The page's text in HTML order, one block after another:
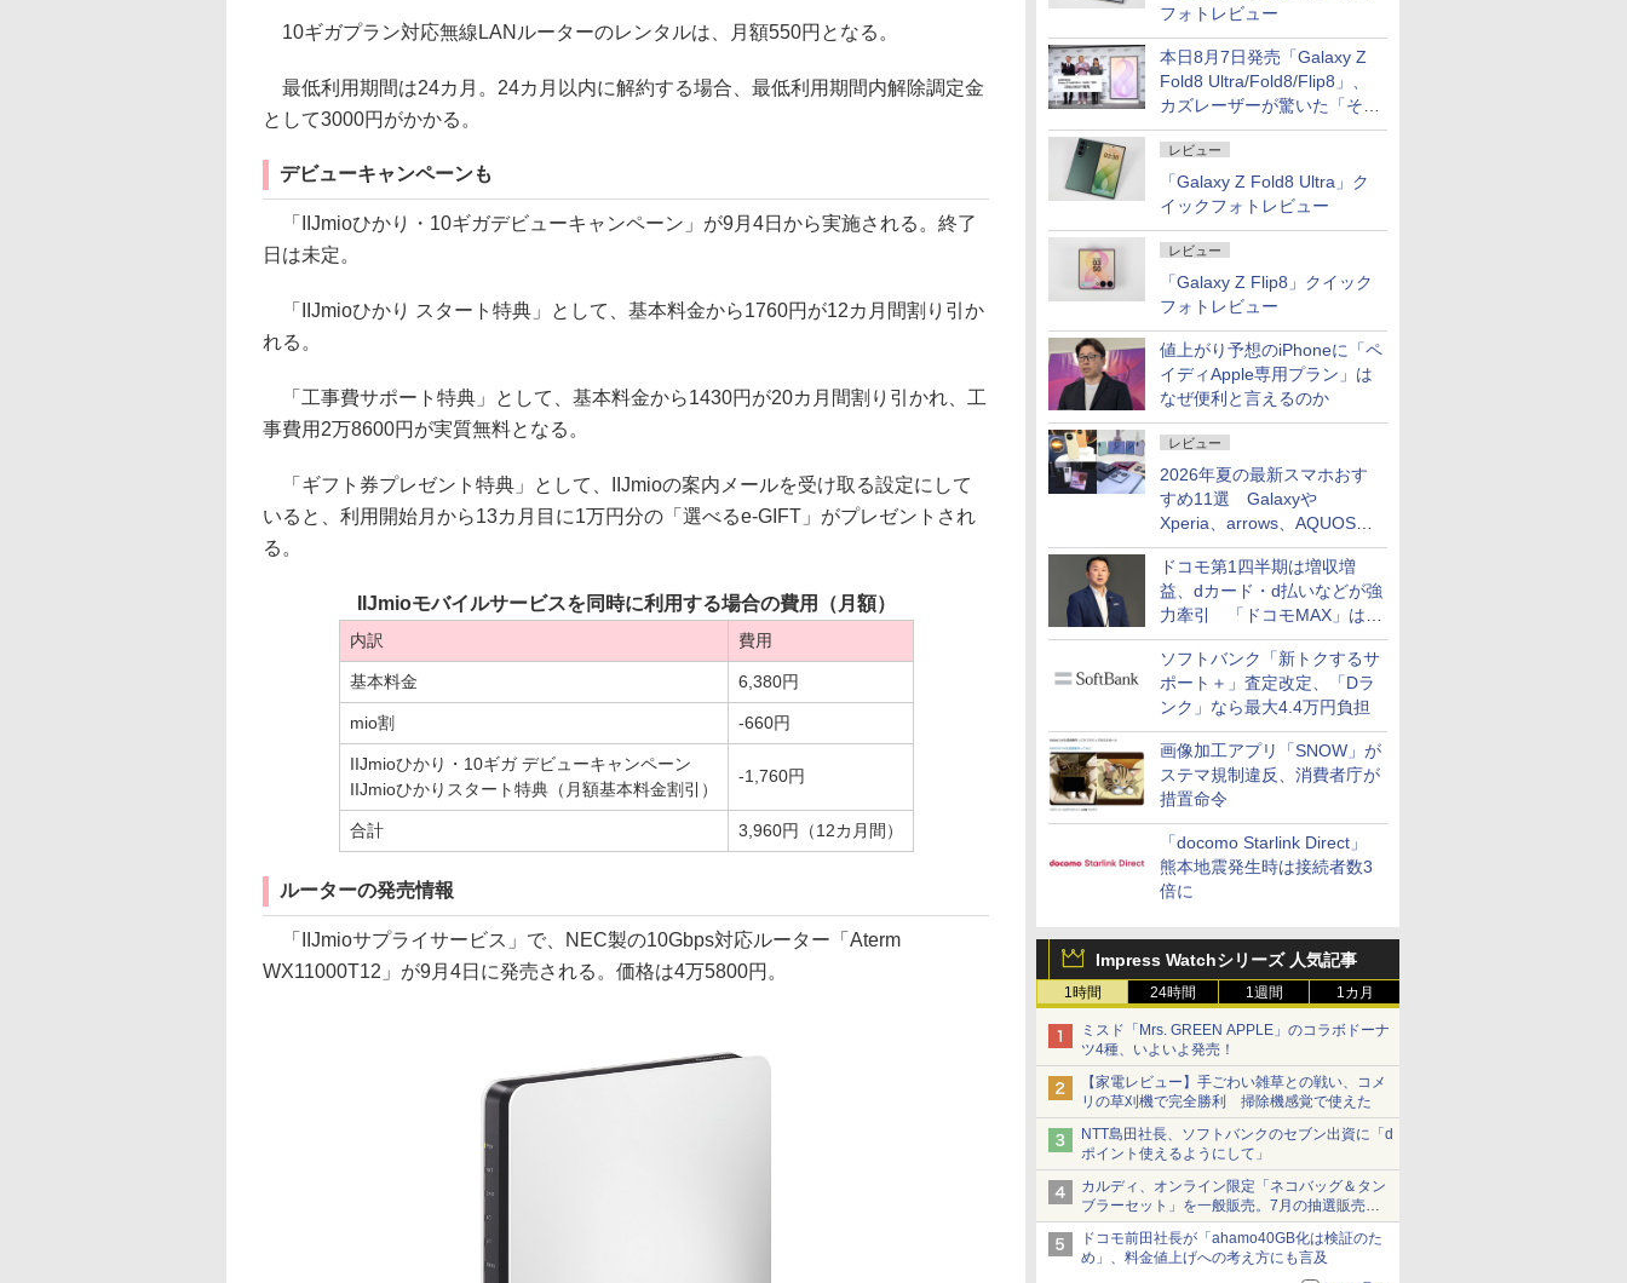
フォトレビュー
本日8月7日発売「Galaxy Z
Fold8 Ultra/Fold8/Flip8」、
カズレーザーが驚いた「そば
屋のメニュー並みの薄さ」
レビュー
「Galaxy Z Fold8 Ultra」ク
イックフォトレビュー
レビュー
「Galaxy Z Flip8」クイック
フォトレビュー
値上がり予想のiPhoneに「ペ
イディApple専用プラン」は
なぜ便利と言えるのか
レビュー
2026年夏の最新スマホおす
すめ11選 Galaxyや
Xperia、arrows、AQUOSな
ど注目機種の特徴は
ドコモ第1四半期は増収増
益、dカード・d払いなどが強
力牽引 「ドコモMAX」は
400万契約突破
ソフトバンク「新トクするサ
ポート＋」査定改定、「Dラ
ンク」なら最大4.4万円負担
画像加工アプリ「SNOW」が
ステマ規制違反、消費者庁が
措置命令
「docomo Starlink Direct」
熊本地震発生時は接続者数3
倍に
Impress Watchシリーズ 人気記事
1時間 24時間 1週間 1カ月
ミスド「Mrs. GREEN APPLE」のコラボドーナ
ツ4種、いよいよ発売！
【家電レビュー】手ごわい雑草との戦い、コメ
リの草刈機で完全勝利 掃除機感覚で使えた
NTT島田社長、ソフトバンクのセブン出資に「d
ポイント使えるようにして」
カルディ、オンライン限定「ネコバッグ＆タン
ブラーセット」を一般販売。7月の抽選販売の
当選無効分
ドコモ前田社長が「ahamo40GB化は検証のた
め」、料金値上げへの考え方にも言及
10ギガプラン対応無線LANルーターのレンタルは、月額550円となる。
最低利用期間は24カ月。24カ月以内に解約する場合、最低利用期間内解除調定金
として3000円がかかる。
デビューキャンペーンも
「IIJmioひかり・10ギガデビューキャンペーン」が9月4日から実施される。終了
日は未定。
「IIJmioひかり スタート特典」として、基本料金から1760円が12カ月間割り引か
れる。
「工事費サポート特典」として、基本料金から1430円が20カ月間割り引かれ、工
事費用2万8600円が実質無料となる。
「ギフト券プレゼント特典」として、IIJmioの案内メールを受け取る設定にして
いると、利用開始月から13カ月目に1万円分の「選べるe-GIFT」がプレゼントされ
る。
IIJmioモバイルサービスを同時に利用する場合の費用（月額）
内訳 費用
基本料金 6,380円
mio割 -660円
IIJmioひかり・10ギガ デビューキャンペーン
IIJmioひかりスタート特典（月額基本料金割引）
-1,760円
合計 3,960円（12カ月間）
ルーターの発売情報
「IIJmioサプライサービス」で、NEC製の10Gbps対応ルーター「Aterm
WX11000T12」が9月4日に発売される。価格は4万5800円。